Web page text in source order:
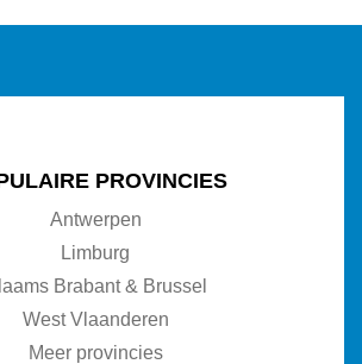
PROVINCIES
Antwerpen
Limburg
Brabant & Brussel
West Vlaanderen
Meer provincies